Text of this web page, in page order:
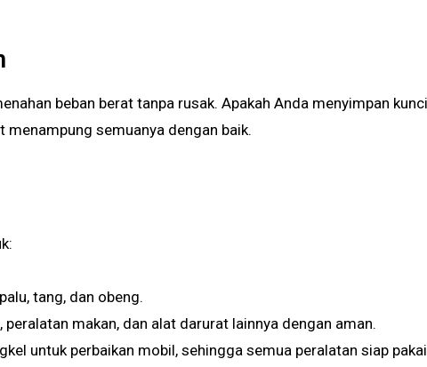
menampung semuanya dengan baik.
tang, dan obeng.
makan, dan alat darurat lainnya dengan aman.
untuk perbaikan mobil, sehingga semua peralatan siap pakai